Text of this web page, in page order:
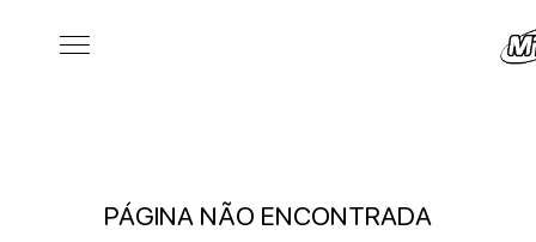
PÁGINA NÃO ENCONTRADA